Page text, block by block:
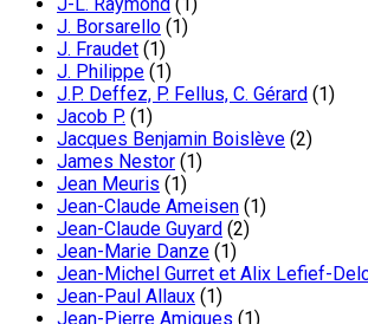
J. Borsarello (1)
J. Fraudet (1)
J. Philippe (1)
J.P. Deffez, P. Fellus, C. Gérard (1)
Jacob P. (1)
Jacques Benjamin Boislève (2)
James Nestor (1)
Jean Meuris (1)
Jean-Claude Ameisen (1)
Jean-Claude Guyard (2)
Jean-Marie Danze (1)
Jean-Michel Gurret et Alix Lefief-
Jean-Paul Allaux (1)
Jean-Pierre Amigues (1)